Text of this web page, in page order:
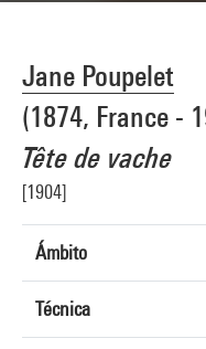
Jane Poupelet
(1874, France -
Tête de vache
[1904]
Ámbito
Técnica